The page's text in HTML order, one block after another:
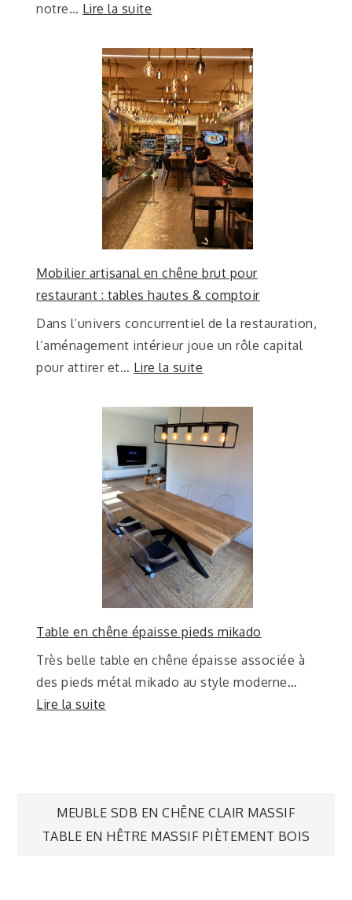
notre… Lire la suite
Mobilier artisanal en chêne brut pour
restaurant : tables hautes & comptoir
Dans l’univers concurrentiel de la restauration,
l’aménagement intérieur joue un rôle capital
pour attirer et… Lire la suite
Table en chêne épaisse pieds mikado
Très belle table en chêne épaisse associée à
des pieds métal mikado au style moderne…
Lire la suite
MEUBLE SDB EN CHÊNE CLAIR MASSIF
TABLE EN HÊTRE MASSIF PIÈTEMENT BOIS